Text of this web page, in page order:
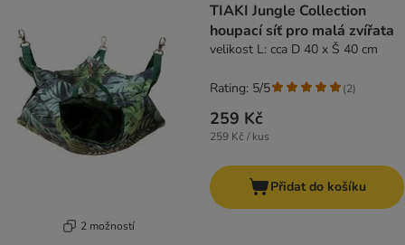
2 možností
TIAKI Jungle Collection
houpací síť pro malá zvířata
velikost L: cca D 40 x Š 40 cm
259 Kč
259 Kč / kus
Rating: 5/5 (2)
Přidat do košíku